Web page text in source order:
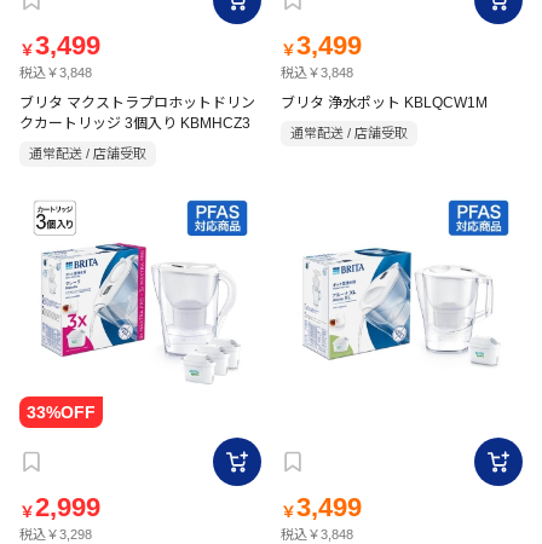
￥3,499
税込￥3,848
ブリタ マクストラプロホットドリン
クカートリッジ 3個入り KBMHCZ3
通常配送 / 店舗受取
￥3,499
税込￥3,848
ブリタ 浄水ポット KBLQCW1M
通常配送 / 店舗受取
￥2,999
税込￥3,298
￥3,499
税込￥3,848